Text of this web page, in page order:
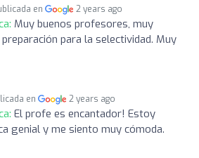
en 2 years ago
Muy buenos profesores, muy
para la selectividad. Muy
en 2 years ago
El profe es encantador! Estoy
genial y me siento muy cómoda.